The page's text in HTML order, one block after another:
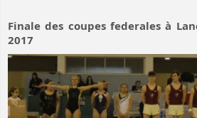
Finale des coupes federales à
2017